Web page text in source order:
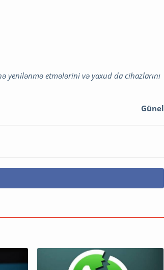
yenilənmə etmələrini və yaxud da cihazlarını
Günel